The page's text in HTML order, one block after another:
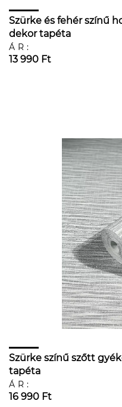
Szürke és fehér színű
dekor tapéta
ÁR:
13 990 Ft
Szürke színű szőtt
tapéta
ÁR:
16 990 Ft